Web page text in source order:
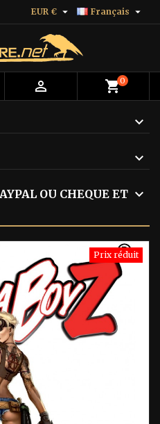
Français 
EUR € 
 shopping_cart0
OU CHEQUE ET
Prix réduit